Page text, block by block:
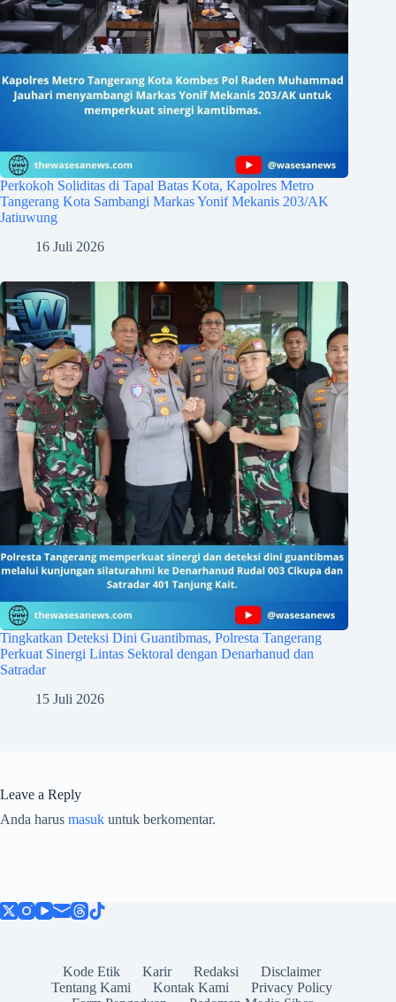
Perkokoh Soliditas di Tapal Batas Kota, Kapolres Metro
Tangerang Kota Sambangi Markas Yonif Mekanis 203/AK
Jatiuwung
16 Juli 2026
Tingkatkan Deteksi Dini Guantibmas, Polresta Tangerang
Perkuat Sinergi Lintas Sektoral dengan Denarhanud dan
Satradar
15 Juli 2026
Leave a Reply
Anda harus masuk untuk berkomentar.
Kode Etik Karir Redaksi
Disclaimer
Tentang Kami
Kontak Kami
Privacy Policy